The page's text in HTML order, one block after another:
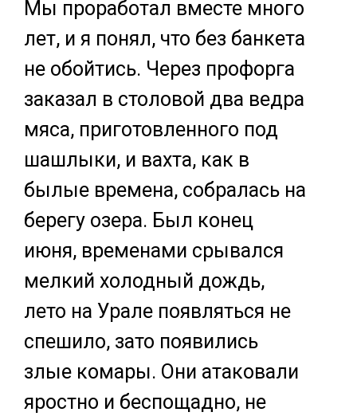
Мы проработал вместе много
лет, и я понял, что без банкета
не обойтись. Через профорга
заказал в столовой два ведра
мяса, приготовленного под
шашлыки, и вахта, как в
былые времена, собралась на
берегу озера. Был конец
июня, временами срывался
мелкий холодный дождь,
лето на Урале появляться не
спешило, зато появились
злые комары. Они атаковали
яростно и беспощадно, не